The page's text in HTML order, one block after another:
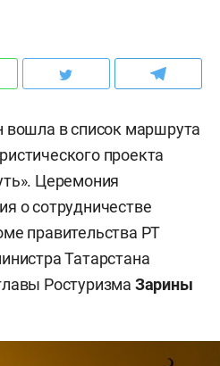
вошла в список маршрута
проекта
Церемония
о сотрудничестве
правительства РТ
Татарстана
Ростуризма Зарины